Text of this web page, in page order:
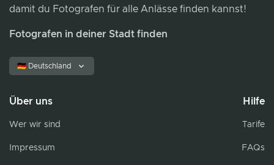
damit du Fotografen für alle Anlässe finden kannst!
Fotografen in deiner Stadt finden
🇩🇪 Deutschland
Über uns
Wer wir sind
Impressum
Hilfe
Tarife
FAQs